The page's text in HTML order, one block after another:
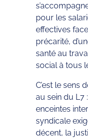
pour les
effectives
précarité,
santé au
social à tous
C’est le sens
au sein du L7
enceintes
syndicale
décent, la